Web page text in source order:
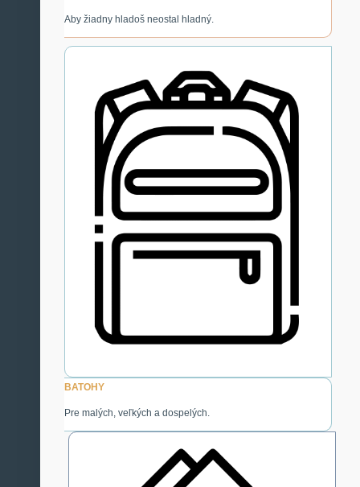
Aby žiadny hladoš neostal hladný.
BATOHY
Pre malých, veľkých a dospelých.